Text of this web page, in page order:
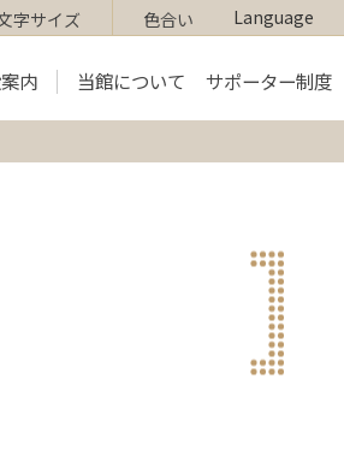
色合い
字サイズ Language
内 当館について サポーター制度